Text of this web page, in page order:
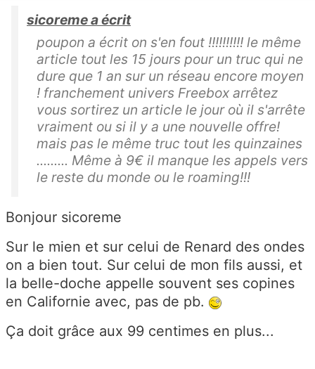
sicoreme a écrit
poupon a écrit on s'en fout !!!!!!!!!! le même
article tout les 15 jours pour un truc qui ne
dure que 1 an sur un réseau encore moyen
! franchement univers Freebox arrêtez
vous sortirez un article le jour où il s'arrête
vraiment ou si il y a une nouvelle offre!
mais pas le même truc tout les quinzaines
......... Même à 9€ il manque les appels vers
le reste du monde ou le roaming!!!
Bonjour sicoreme
Sur le mien et sur celui de Renard des ondes
on a bien tout. Sur celui de mon fils aussi, et
la belle-doche appelle souvent ses copines
en Californie avec, pas de pb.
Ça doit grâce aux 99 centimes en plus...